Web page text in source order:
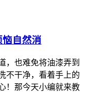
自然消
，也难免将油漆弄到
不干净，看着手上的
！那今天小编就来教